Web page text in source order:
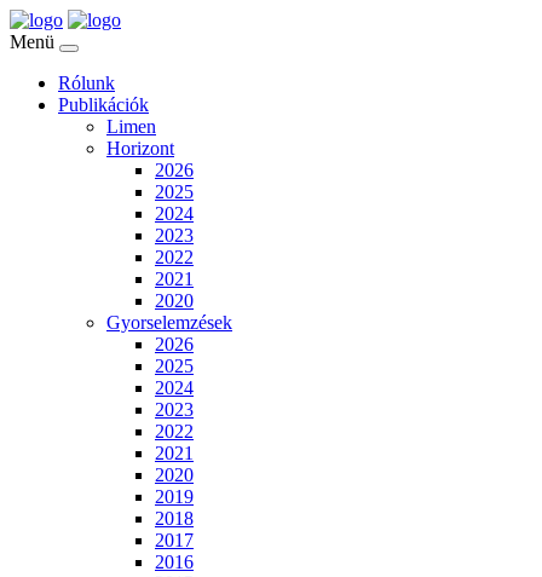
Menü
Rólunk
Publikációk
Limen
Horizont
2026
2025
2024
2023
2022
2021
2020
Gyorselemzések
2026
2025
2024
2023
2022
2021
2020
2019
2018
2017
2016